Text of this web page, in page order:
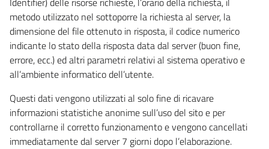
metodo utilizzato nel sottoporre la richiesta al server, la
dimensione del file ottenuto in risposta, il codice numerico
indicante lo stato della risposta data dal server (buon fine,
errore, ecc.) ed altri parametri relativi al sistema operativo e
all’ambiente informatico dell’utente.
Questi dati vengono utilizzati al solo fine di ricavare
informazioni statistiche anonime sull’uso del sito e per
controllarne il corretto funzionamento e vengono cancellati
immediatamente dal server 7 giorni dopo l’elaborazione.